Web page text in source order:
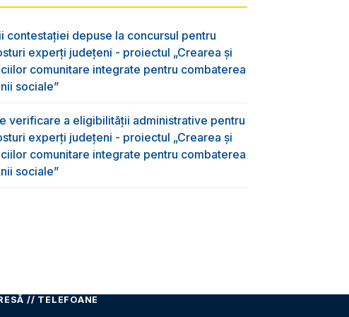
contestației depuse la concursul pentru
experți județeni - proiectul „Crearea și
comunitare integrate pentru combaterea
sociale”
verificare a eligibilității administrative pentru
experți județeni - proiectul „Crearea și
comunitare integrate pentru combaterea
sociale”
// TELEFOANE